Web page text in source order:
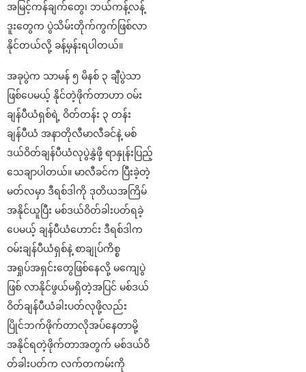
အမြင့်ကန်ချက်တွေ၊ ဘယ်ကန့်လန့်
ဒူးတွေက ပွဲသိမ်းတိုက်ကွက်ဖြစ်လာ
နိုင်တယ်လို့ ခန့်မှန်းရပါတယ်။
အခုပွဲက သာမန် ၅ မိနစ် ၃ ချီပွဲသာ
ဖြစ်ပေမယ့် နိုင်တဲ့ဖိုက်တာဟာ ဝမ်း
ချန်ပီယံရှစ်ရဲ့ ဝိတ်တန်း ၃ တန်း
ချန်ပီယံ အနာတိုလီမာလီခင်နဲ့ မစ်
ဒယ်ဝိတ်ချန်ပီယံလုပွဲနွှဲဖို့ ရာနှုန်းပြည့်
သေချာပါတယ်။ မာလီခင်က ပြီးခဲ့တဲ့
မတ်လမှာ ဒီရစ်ဒါကို ဒုတိယအကြိမ်
အနိုင်ယူပြီး မစ်ဒယ်ဝိတ်ခါးပတ်ရခဲ့
ပေမယ့် ချန်ပီယံဟောင်း ဒီရစ်ဒါက
ဝမ်းချန်ပီယံရှစ်နဲ့ စာချုပ်ကိစ္စ
အရှုပ်အရှင်းတွေဖြစ်နေလို့ မကျေပွဲ
ဖြစ် လာနိုင်ဖွယ်မရှိတဲ့အပြင် မစ်ဒယ်
ဝိတ်ချန်ပီယံခါးပတ်လုဖို့လည်း
ပြိုင်ဘက်ဖိုက်တာလိုအပ်နေတာမို့
အနိုင်ရတဲ့ဖိုက်တာအတွက် မစ်ဒယ်ဝိ
တ်ခါးပတ်က လက်တကမ်းကို